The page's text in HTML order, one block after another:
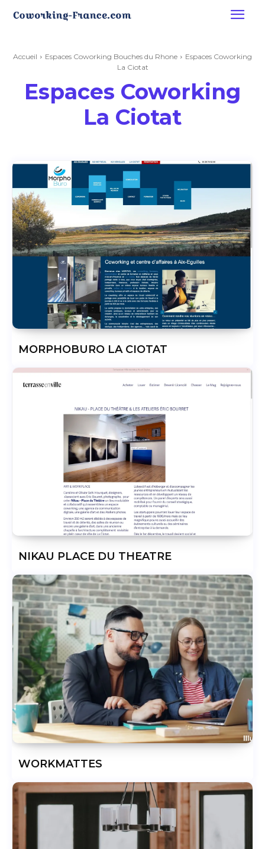
Accueil Espaces Coworking Bouches du Rhone
Espaces Coworking
La Ciotat
Espaces Coworking
La Ciotat
MORPHOBURO LA CIOTAT
NIKAU PLACE DU THEATRE
WORKMATTES